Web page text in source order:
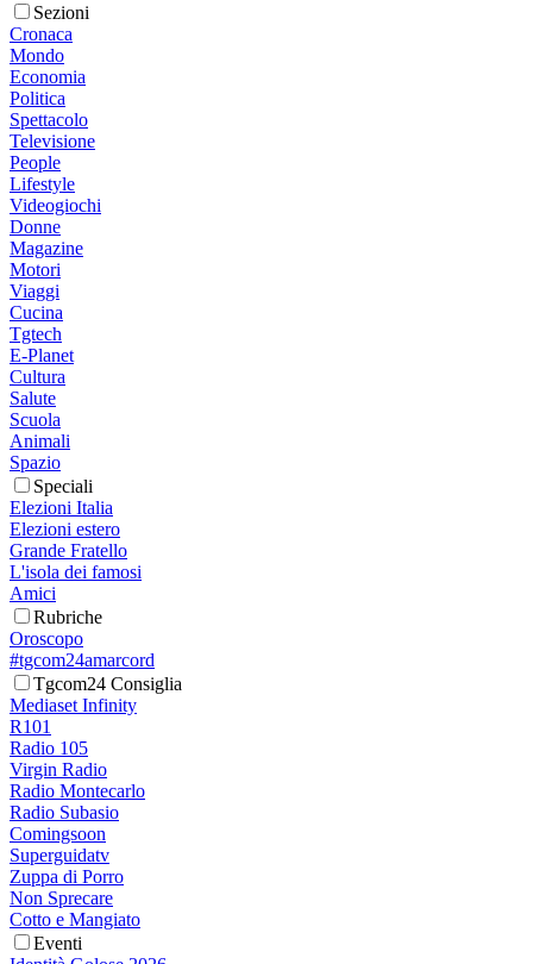
Sezioni
Cronaca
Mondo
Economia
Politica
Spettacolo
Televisione
People
Lifestyle
Videogiochi
Donne
Magazine
Motori
Viaggi
Cucina
Tgtech
E-Planet
Cultura
Salute
Scuola
Animali
Spazio
Speciali
Elezioni Italia
Elezioni estero
Grande Fratello
L'isola dei famosi
Amici
Rubriche
Oroscopo
#tgcom24amarcord
Tgcom24 Consiglia
Mediaset Infinity
R101
Radio 105
Virgin Radio
Radio Montecarlo
Radio Subasio
Comingsoon
Superguidatv
Zuppa di Porro
Non Sprecare
Cotto e Mangiato
Eventi